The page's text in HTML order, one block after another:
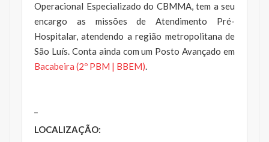
Operacional Especializado do CBMMA, tem a seu
encargo as missões de Atendimento Pré-
Hospitalar, atendendo a região metropolitana de
São Luís. Conta ainda com um Posto Avançado em
Bacabeira (2º PBM | BBEM).
LOCALIZAÇÃO: